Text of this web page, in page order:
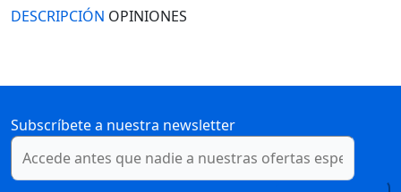
DESCRIPCIÓN OPINIONES
Subscríbete a nuestra newsletter